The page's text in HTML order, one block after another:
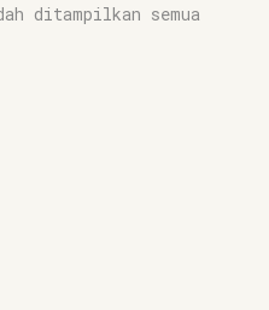
ditampilkan semua